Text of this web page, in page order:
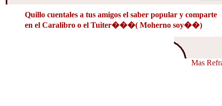
Quillo cuentales a tus amigos el saber popular y comparte
en el Caralibro o el Tuiter���( Moherno soy��)
Mas